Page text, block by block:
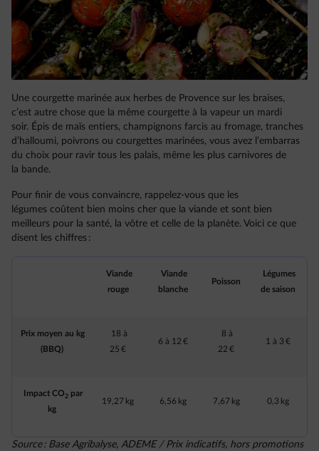
Une courgette marinée aux herbes de Provence sur les braises,
c’est autre chose que la même courgette à la vapeur un mardi
soir. Épis de maïs entiers, champignons farcis au fromage, tranches
d’halloumi, poivrons ou courgettes marinées, vous avez l’embarras
du choix pour ravir tous les palais, même les plus carnivores de
la bande.
Pour finir de vous convaincre, rappelez-vous que les
légumes coûtent bien moins cher que la viande et sont bien
meilleurs pour la santé, la vôtre et celle de la planète. Voici ce que
disent les chiffres :
Viande
rouge
Viande
blanche
Poisson
Légumes
de saison
Prix moyen au kg
(BBQ)
18 à
25 €
6 à 12 €
8 à
22 €
1 à 3 €
Impact CO 2par
kg
19,27 kg 6,56 kg 7,67 kg 0,3 kg
Source : Base Agribalyse, ADEME / Prix indicatifs, hors promotions